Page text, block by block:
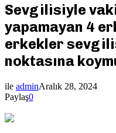
Sevgilisiyle
yapamayan 4
erkekler
noktasına
ile adminAralık 28, 2024
Paylaş0